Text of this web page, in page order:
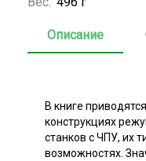
Описание
В книге
конструкциях
станков с ЧПУ, их
возможностях.